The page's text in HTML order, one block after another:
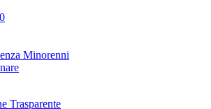
Minorenni
Trasparente